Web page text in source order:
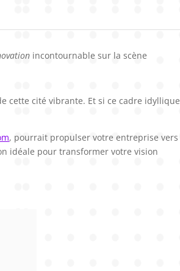
incontournable sur la scène
cette cité vibrante. Et si ce cadre idyllique
, pourrait propulser votre entreprise vers
idéale pour transformer votre vision